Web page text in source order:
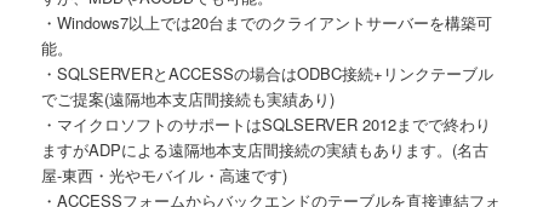
・Windows7以上では20台までのクライアントサーバーを構築可
能。
・SQLSERVERとACCESSの場合はODBC接続+リンクテーブル
でご提案(遠隔地本支店間接続も実績あり)
・マイクロソフトのサポートはSQLSERVER 2012までで終わり
ますがADPによる遠隔地本支店間接続の実績もあります。(名古
屋-東西・光やモバイル・高速です)
・ACCESSフォームからバックエンドのテーブルを直接連結フォ